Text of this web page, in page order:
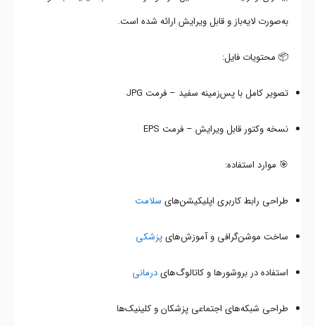
به‌صورت لایه‌باز و قابل ویرایش ارائه شده است.
📦 محتویات فایل:
تصویر کامل با پس‌زمینه سفید – فرمت JPG
نسخه وکتور قابل ویرایش – فرمت EPS
🎯 موارد استفاده:
طراحی رابط کاربری اپلیکیشن‌های سلامت
ساخت موشن‌گرافی و آموزش‌هایپزشکی
استفاده در بروشورها و کاتالوگ‌هایدرمانی
طراحی شبکه‌های اجتماعی پزشکان و کلینیک‌ها